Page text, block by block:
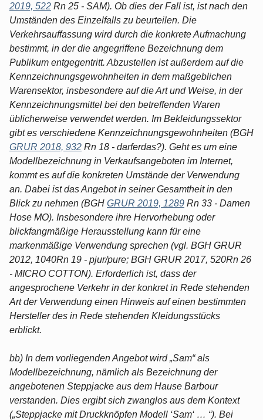
2019, 522 Rn 25 - SAM). Ob dies der Fall ist, ist nach den
Umständen des Einzelfalls zu beurteilen. Die
Verkehrsauffassung wird durch die konkrete Aufmachung
bestimmt, in der die angegriffene Bezeichnung dem
Publikum entgegentritt. Abzustellen ist außerdem auf die
Kennzeichnungsgewohnheiten in dem maßgeblichen
Warensektor, insbesondere auf die Art und Weise, in der
Kennzeichnungsmittel bei den betreffenden Waren
üblicherweise verwendet werden. Im Bekleidungssektor
gibt es verschiedene Kennzeichnungsgewohnheiten (BGH
GRUR 2018, 932 Rn 18 - darferdas?). Geht es um eine
Modellbezeichnung in Verkaufsangeboten im Internet,
kommt es auf die konkreten Umstände der Verwendung
an. Dabei ist das Angebot in seiner Gesamtheit in den
Blick zu nehmen (BGH GRUR 2019, 1289 Rn 33 - Damen
Hose MO). Insbesondere ihre Hervorhebung oder
blickfangmäßige Herausstellung kann für eine
markenmäßige Verwendung sprechen (vgl. BGH GRUR
2012, 1040Rn 19 - pjur/pure; BGH GRUR 2017, 520Rn 26
- MICRO COTTON). Erforderlich ist, dass der
angesprochene Verkehr in der konkret in Rede stehenden
Art der Verwendung einen Hinweis auf einen bestimmten
Hersteller des in Rede stehenden Kleidungsstücks
erblickt.
bb) In dem vorliegenden Angebot wird „Sam“ als
Modellbezeichnung, nämlich als Bezeichnung der
angebotenen Steppjacke aus dem Hause Barbour
verstanden. Dies ergibt sich zwanglos aus dem Kontext
(„Steppjacke mit Druckknöpfen Modell ‘Sam‘ … “). Bei